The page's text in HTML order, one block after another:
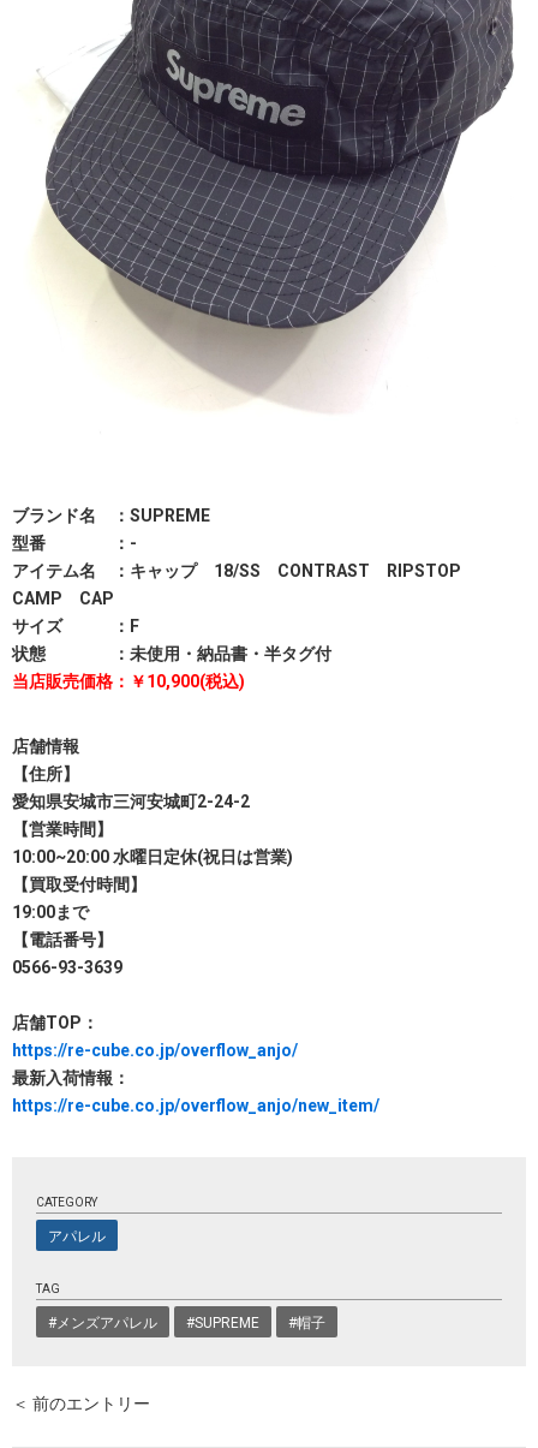
ブランド名 ：SUPREME
型番 ：-
アイテム名 ：キャップ 18/SS CONTRAST RIPSTOP
CAMP CAP
サイズ ：F
状態 ：未使用・納品書・半タグ付
当店販売価格：￥10,900(税込)
店舗情報
【住所】
愛知県安城市三河安城町2-24-2
【営業時間】
10:00~20:00 水曜日定休(祝日は営業)
【買取受付時間】
19:00まで
【電話番号】
0566-93-3639
店舗TOP：
https://re-cube.co.jp/overflow_anjo/
最新入荷情報：
https://re-cube.co.jp/overflow_anjo/new_item/
CATEGORY
アパレル
TAG
#メンズアパレル #SUPREME #帽子
＜ 前のエントリー